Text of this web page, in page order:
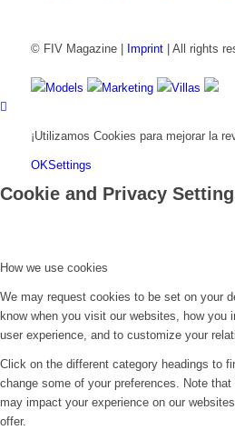
© FIV Magazine | Imprint| All rights
Models Marketing Villas
¡Utilizamos Cookies para mejorar la
OKSettings
Cookie and Privacy
How we use cookies
We may request cookies to be set on your
know when you visit our websites, how you
user experience, and to customize your
Click on the different category headings to
change some of your preferences. Note
may impact your experience on our
offer.